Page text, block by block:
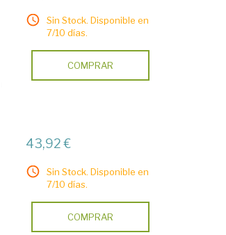
Sin Stock. Disponible en
7/10 días.
COMPRAR
43,92 €
Sin Stock. Disponible en
7/10 días.
COMPRAR